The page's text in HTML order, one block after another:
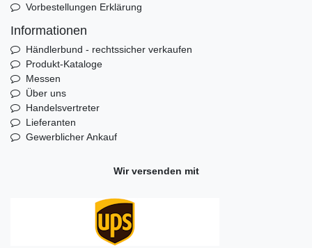
Vorbestellungen Erklärung
Informationen
Händlerbund - rechtssicher verkaufen
Produkt-Kataloge
Messen
Über uns
Handelsvertreter
Lieferanten
Gewerblicher Ankauf
Wir versenden mit